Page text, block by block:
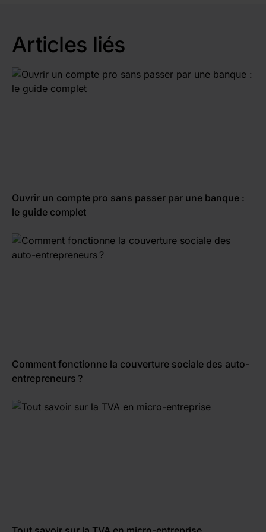
Articles liés
Ouvrir un compte pro sans passer par une banque :
le guide complet
Comment fonctionne la couverture sociale des auto-
entrepreneurs ?